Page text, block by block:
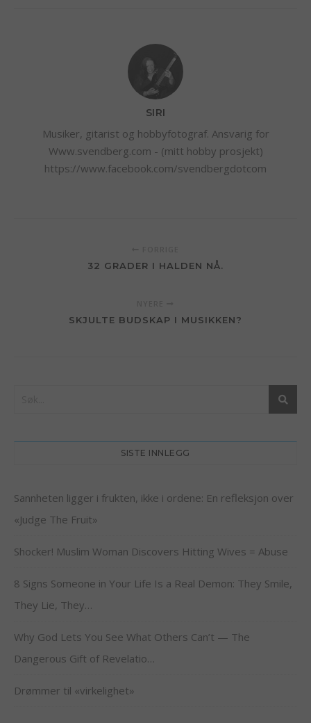
SIRI
Musiker, gitarist og hobbyfotograf. Ansvarig for
Www.svendberg.com - (mitt hobby prosjekt)
https://www.facebook.com/svendbergdotcom
32 GRADER I HALDEN NÅ.
SKJULTE BUDSKAP I MUSIKKEN?
SISTE INNLEGG
Sannheten ligger i frukten, ikke i ordene: En refleksjon over
«Judge The Fruit»
Shocker! Muslim Woman Discovers Hitting Wives = Abuse
8 Signs Someone in Your Life Is a Real Demon: They Smile,
They Lie, They…
Why God Lets You See What Others Can’t — The
Dangerous Gift of Revelatio…
Drømmer til «virkelighet»